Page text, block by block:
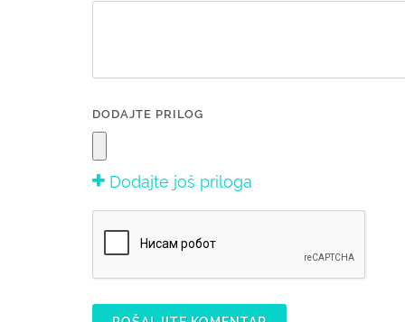
DODAJTE PRILOG
Dodajte još priloga